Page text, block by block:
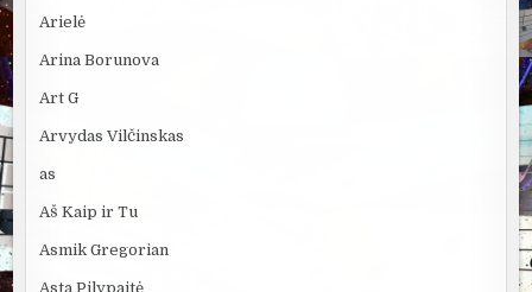
Arielė
Arina Borunova
Art G
Arvydas Vilčinskas
as
Aš Kaip ir Tu
Asmik Gregorian
Asta Pilypaitė